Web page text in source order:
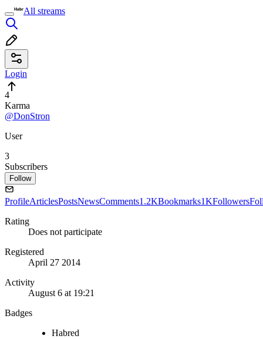
All streams
Login
4
Karma
@DonStron
User
3
Subscribers
Follow
ProfileArticlesPostsNewsComments1.2KBookmarks1KFollowers
Rating
Does not participate
Registered
April 27 2014
Activity
August 6 at 19:21
Badges
Habred